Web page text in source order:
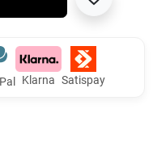
Klarna Satispay